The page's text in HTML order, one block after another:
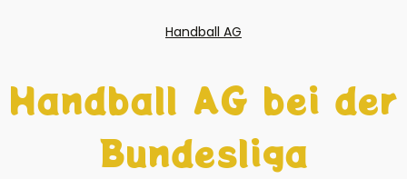
Handball AG
Handball AG bei der
Bundesliga